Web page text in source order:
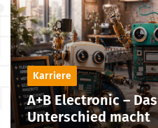
Karriere
A+B Electronic –
Unterschied macht